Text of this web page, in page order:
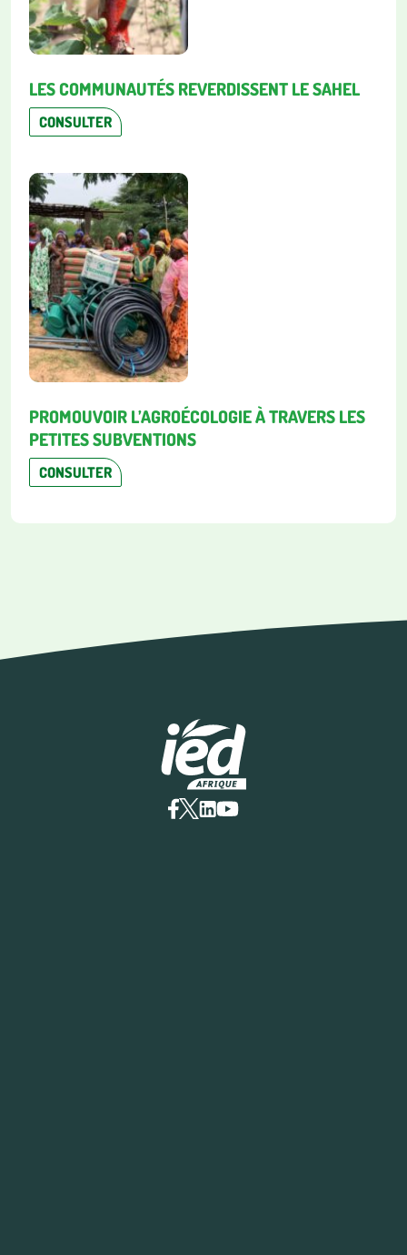
LES COMMUNAUTÉS REVERDISSENT LE SAHEL
CONSULTER
PROMOUVOIR L’AGROÉCOLOGIE À TRAVERS LES
PETITES SUBVENTIONS
CONSULTER